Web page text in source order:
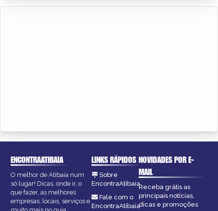
ENCONTRAATIBAIA
O melhor de Atibaia num
só lugar! Dicas, onde ir, o
que fazer, as melhores
empresas, locais, serviços e
LINKS RÁPIDOS
Sobre
EncontraAtibaia
Fale com o
EncontraAtibaia
NOVIDADES POR E-
MAIL
Receba grátis as
principais notícias,
dicas e promoções